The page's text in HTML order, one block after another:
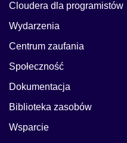
Cloudera dla programistów
Wydarzenia
Centrum zaufania
Społeczność
Dokumentacja
Biblioteka zasobów
Wsparcie